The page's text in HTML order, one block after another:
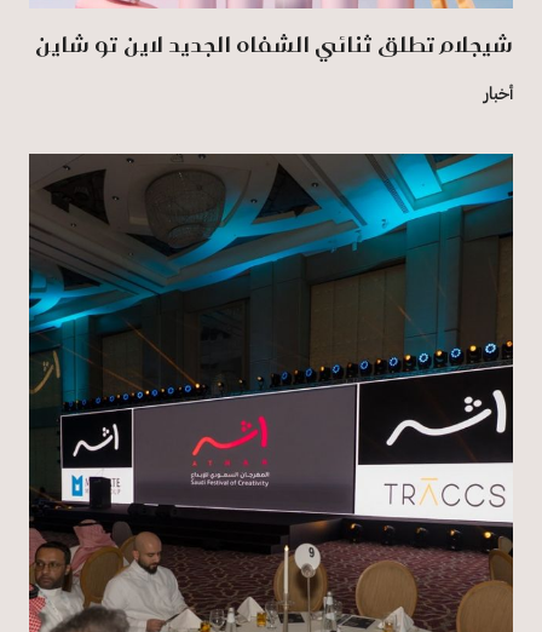
شيجلام تطلق ثنائي الشفاه الجديد لاين تو شاين
أخبار